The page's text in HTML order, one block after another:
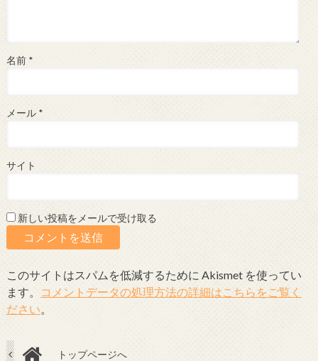
名前 *
メール *
サイト
新しい投稿をメールで受け取る
このサイトはスパムを低減するために Akismet を使ってい
ます。
コメントデータの処理方法の詳細はこちらをご覧く
ださい
トップページへ